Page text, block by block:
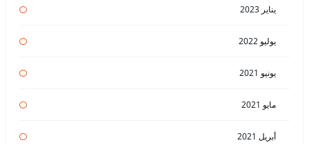
يناير 2023
يوليو 2022
يونيو 2021
مايو 2021
أبريل 2021